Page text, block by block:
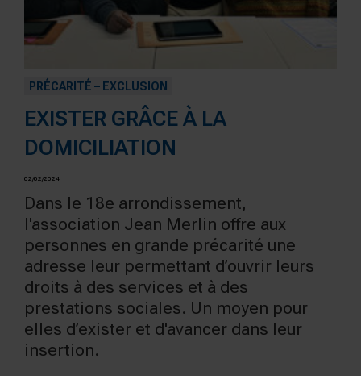
PRÉCARITÉ – EXCLUSION
EXISTER GRÂCE À LA
DOMICILIATION
02/02/2024
Dans le 18e arrondissement,
l'association Jean Merlin offre aux
personnes en grande précarité une
adresse leur permettant d’ouvrir leurs
droits à des services et à des
prestations sociales. Un moyen pour
elles d’exister et d'avancer dans leur
insertion.